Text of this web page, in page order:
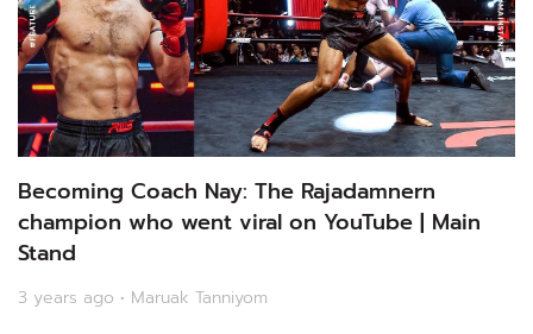
Becoming Coach Nay: The Rajadamnern
champion who went viral on YouTube | Main
Stand
3 years ago • Maruak Tanniyom